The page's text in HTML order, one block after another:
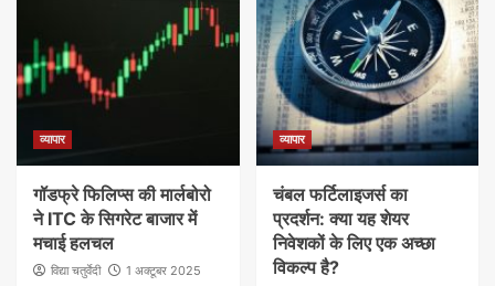
व्यापार
गॉडफ्रे फिलिप्स की मार्लबोरो
ने ITC के सिगरेट बाजार में
मचाई हलचल
विद्या चतुर्वेदी 1 अक्टूबर 2025
व्यापार
चंबल फर्टिलाइजर्स का
प्रदर्शन: क्या यह शेयर
निवेशकों के लिए एक अच्छा
विकल्प है?